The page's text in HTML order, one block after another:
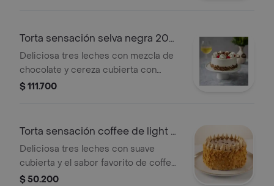
Torta sensación selva negra 20
porciones
Deliciosa tres leches con mezcla de
chocolate y cereza cubierta con
suave crema
$ 111.700
Torta sensación coffee de light 6
porc
Deliciosa tres leches con suave
cubierta y el sabor favorito de coffee
de light
$ 50.200